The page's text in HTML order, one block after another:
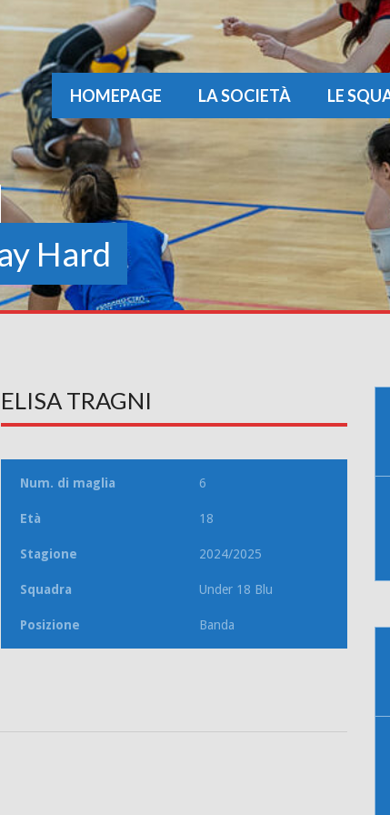
HOMEPAGE LA SOCIETÀ LE
Hard
ELISA TRAGNI
Num. di maglia 6
Età 18
Stagione 2024/2025
Squadra Under 18 Blu
Posizione Banda